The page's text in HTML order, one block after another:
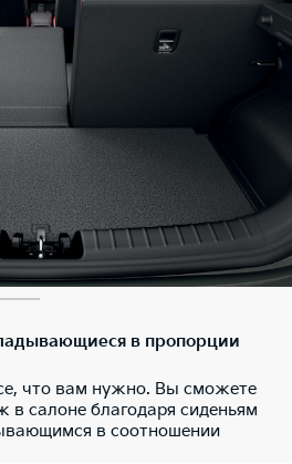
в пропорции
что вам нужно. Вы сможете
в салоне благодаря сиденьям
в соотношении